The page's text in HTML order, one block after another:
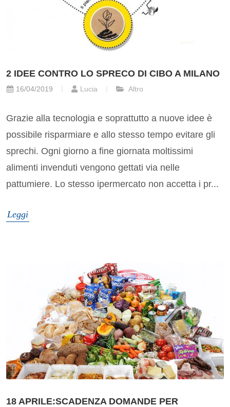
2 IDEE CONTRO LO SPRECO DI CIBO A MILANO
16/04/2019 Lucia Altro
Grazie alla tecnologia e soprattutto a nuove idee è
possibile risparmiare e allo stesso tempo evitare gli
sprechi. Ogni giorno a fine giornata moltissimi
alimenti invenduti vengono gettati via nelle
pattumiere. Lo stesso ipermercato non accetta i pr...
Leggi
18 APRILE:SCADENZA DOMANDE PER